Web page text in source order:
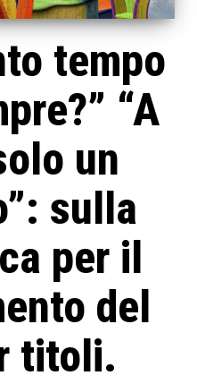
tempo
“A
un
sulla
per il
del
titoli.